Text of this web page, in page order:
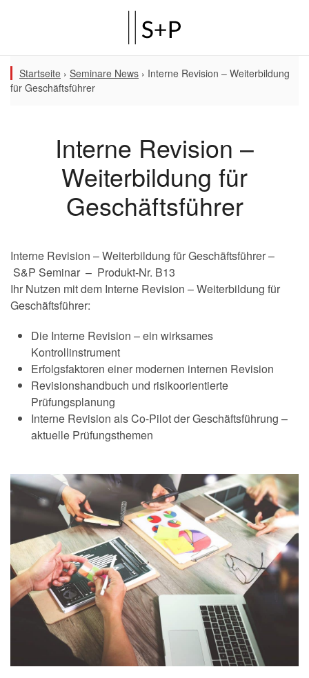
Startseite › Seminare News › Interne Revision – Weiterbildung
für Geschäftsführer
Interne Revision –
Weiterbildung für
Geschäftsführer
Interne Revision – Weiterbildung für Geschäftsführer –
S&P Seminar – Produkt-Nr. B13
Ihr Nutzen mit dem Interne Revision – Weiterbildung für
Geschäftsführer:
Die Interne Revision – ein wirksames
Kontrollinstrument
Erfolgsfaktoren einer modernen internen Revision
Revisionshandbuch und risikoorientierte
Prüfungsplanung
Interne Revision als Co-Pilot der Geschäftsführung –
aktuelle Prüfungsthemen